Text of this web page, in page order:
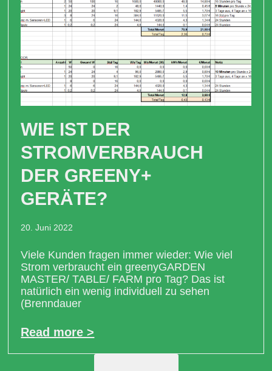
WIE IST DER
STROMVERBRAUCH
DER GREENY+
GERÄTE?
20. Juni 2022
Viele Kunden fragen immer wieder: Wie viel
Strom verbraucht ein greenyGARDEN
MASTER/ TABLE/ FARM pro Tag? Das ist
natürlich ein wenig individuell zu sehen
(Brenndauer
Read more >